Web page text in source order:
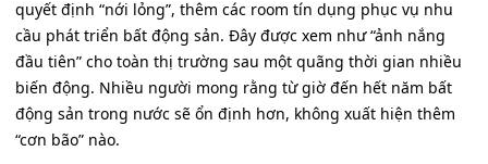
quyết định “nới lỏng”, thêm các room tín dụng phục vụ nhu
cầu phát triển bất động sản. Đây được xem như “ảnh nắng
đầu tiên” cho toàn thị trường sau một quãng thời gian nhiều
biến động. Nhiều người mong rằng từ giờ đến hết năm bất
động sản trong nước sẽ ổn định hơn, không xuất hiện thêm
“cơn bão” nào.